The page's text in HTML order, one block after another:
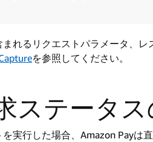
れるリクエストパラメータ、
を参照してください。
ステータ
実行した場合、Amazon Payは